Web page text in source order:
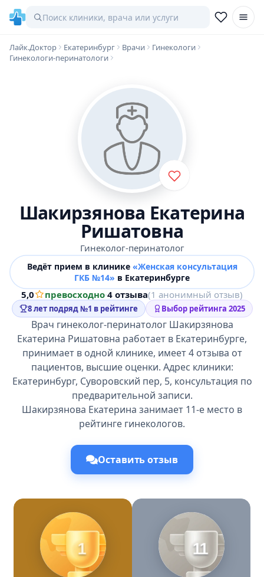
Лайк.Доктор Екатеринбург Врачи
Гинекологи
Гинекологи-перинатологи
Шакирзянова Екатерина
Ришатовна
Гинеколог-перинатолог
Ведёт прием в клинике «Женская консультация
ГКБ №14» в Екатеринбурге
5,0 превосходно·4 отзыва(1 анонимный отзыв)
8 лет подряд №1 в рейтинге Выбор рейтинга 2025
Врач гинеколог-перинатолог Шакирзянова
Екатерина Ришатовна работает в Екатеринбурге,
принимает в одной клинике, имеет 4 отзыва от
пациентов, высшие оценки. Адрес клиники:
Екатеринбург, Суворовский пер, 5, консультация по
предварительной записи.
Шакирзянова Екатерина занимает 11-е место в
рейтинге гинекологов.
Оставить отзыв
1 11